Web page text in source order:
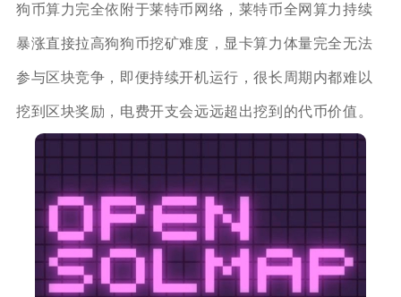
狗币算力完全依附于莱特币网络，莱特币全网算力持续
暴涨直接拉高狗狗币挖矿难度，显卡算力体量完全无法
参与区块竞争，即便持续开机运行，很长周期内都难以
挖到区块奖励，电费开支会远远超出挖到的代币价值。